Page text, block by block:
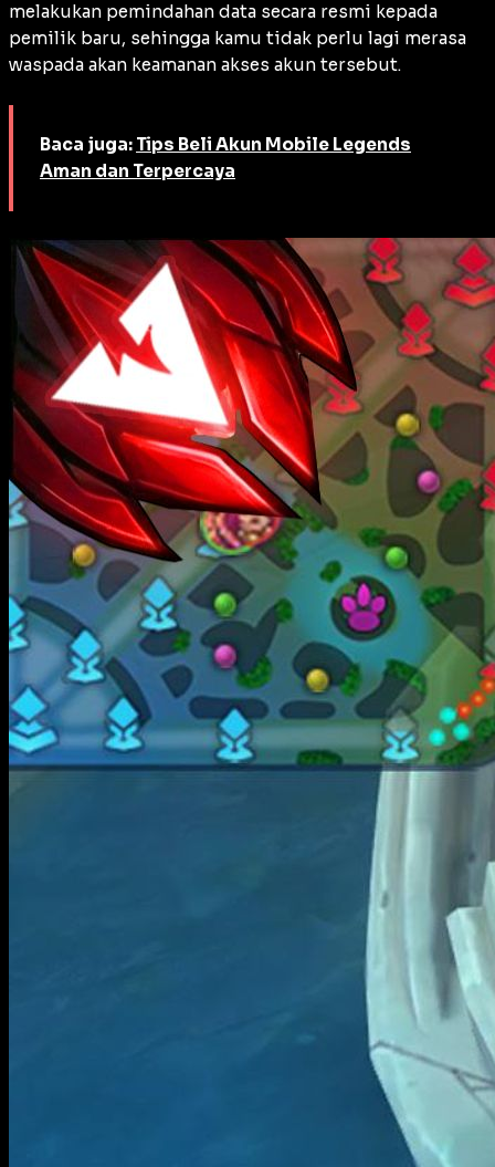
melakukan pemindahan data secara resmi kepada
pemilik baru, sehingga kamu tidak perlu lagi merasa
waspada akan keamanan akses akun tersebut.
Baca juga: Tips Beli Akun Mobile Legends
Aman dan Terpercaya